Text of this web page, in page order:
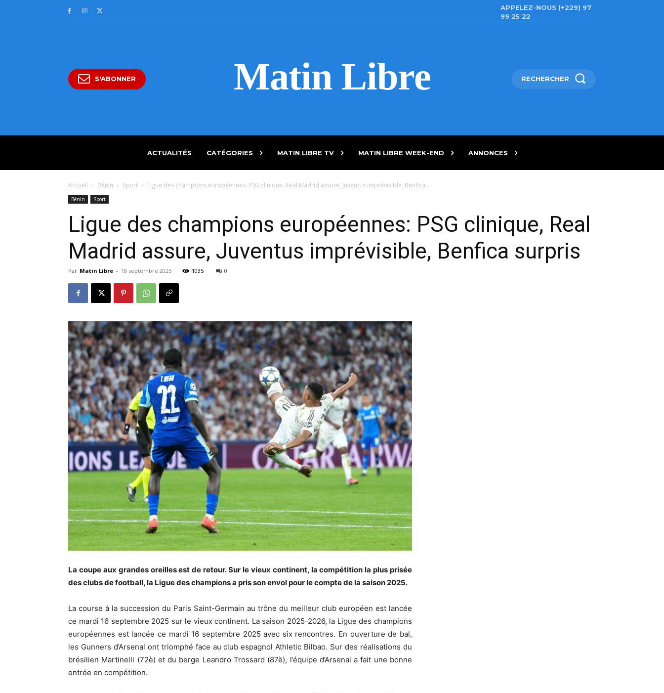
APPELEZ-NOUS (+229) 97
99 25 22
S'ABONNER Matin Libre RECHERCHER
ACTUALITÉS CATÉGORIES MATIN LIBRE TV MATIN LIBRE WEEK-END ANNONCES
Accueil Bénin Sport Ligue des champions européennes: PSG clinique, Real Madrid assure, Juventus imprévisible, Benfica...
Bénin Sport
Ligue des champions européennes: PSG clinique, Real
Madrid assure, Juventus imprévisible, Benfica surpris
Par Matin Libre - 18 septembre 2025 1035 0
La coupe aux grandes oreilles est de retour. Sur le vieux continent, la compétition la plus prisée
des clubs de football, la Ligue des champions a pris son envol pour le compte de la saison 2025.
La course à la succession du Paris Saint-Germain au trône du meilleur club européen est lancée
ce mardi 16 septembre 2025 sur le vieux continent. La saison 2025-2026, la Ligue des champions
européennes est lancée ce mardi 16 septembre 2025 avec six rencontres. En ouverture de bal,
les Gunners d’Arsenal ont triomphé face au club espagnol Athletic Bilbao. Sur des réalisations du
brésilien Martinelli (72è) et du berge Leandro Trossard (87è), l’équipe d’Arsenal a fait une bonne
entrée en compétition.